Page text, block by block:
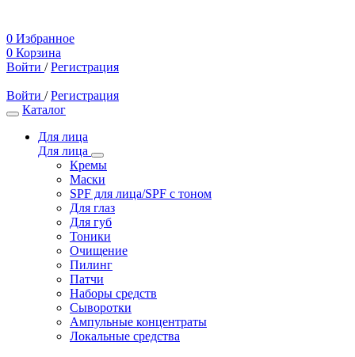
0 Избранное
0 Корзина
Войти / Регистрация
Войти / Регистрация
Каталог
Для лица
Для лица
Кремы
Маски
SPF для лица/SPF с тоном
Для глаз
Для губ
Тоники
Очищение
Пилинг
Патчи
Наборы средств
Сыворотки
Ампульные концентраты
Локальные средства